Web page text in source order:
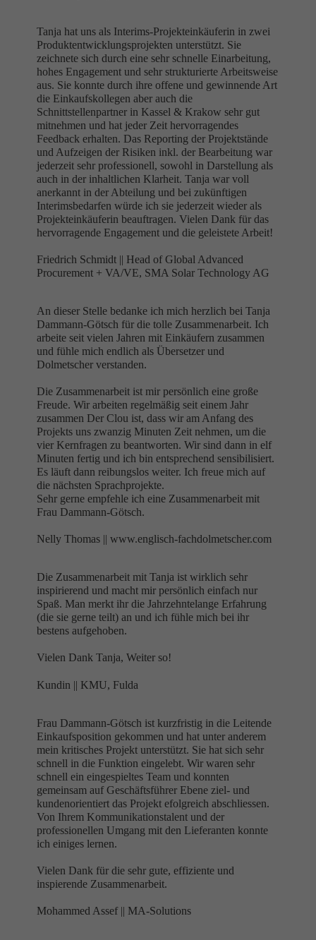
Tanja hat uns als Interims-Projekteinkäuferin in zwei
Produktentwicklungsprojekten unterstützt. Sie
zeichnete sich durch eine sehr schnelle Einarbeitung,
hohes Engagement und sehr strukturierte Arbeitsweise
aus. Sie konnte durch ihre offene und gewinnende Art
die Einkaufskollegen aber auch die
Schnittstellenpartner in Kassel & Krakow sehr gut
mitnehmen und hat jeder Zeit hervorragendes
Feedback erhalten. Das Reporting der Projektstände
und Aufzeigen der Risiken inkl. der Bearbeitung war
jederzeit sehr professionell, sowohl in Darstellung als
auch in der inhaltlichen Klarheit. Tanja war voll
anerkannt in der Abteilung und bei zukünftigen
Interimsbedarfen würde ich sie jederzeit wieder als
Projekteinkäuferin beauftragen. Vielen Dank für das
hervorragende Engagement und die geleistete Arbeit!
Friedrich Schmidt || Head of Global Advanced
Procurement + VA/VE, SMA Solar Technology AG
An dieser Stelle bedanke ich mich herzlich bei Tanja
Dammann-Götsch für die tolle Zusammenarbeit. Ich
arbeite seit vielen Jahren mit Einkäufern zusammen
und fühle mich endlich als Übersetzer und
Dolmetscher verstanden.
Die Zusammenarbeit ist mir persönlich eine große
Freude. Wir arbeiten regelmäßig seit einem Jahr
zusammen Der Clou ist, dass wir am Anfang des
Projekts uns zwanzig Minuten Zeit nehmen, um die
vier Kernfragen zu beantworten. Wir sind dann in elf
Minuten fertig und ich bin entsprechend sensibilisiert.
Es läuft dann reibungslos weiter. Ich freue mich auf
die nächsten Sprachprojekte.
Sehr gerne empfehle ich eine Zusammenarbeit mit
Frau Dammann-Götsch.
Nelly Thomas || www.englisch-fachdolmetscher.com
Die Zusammenarbeit mit Tanja ist wirklich sehr
inspirierend und macht mir persönlich einfach nur
Spaß. Man merkt ihr die Jahrzehntelange Erfahrung
(die sie gerne teilt) an und ich fühle mich bei ihr
bestens aufgehoben.
Vielen Dank Tanja, Weiter so!
Kundin || KMU, Fulda
Frau Dammann-Götsch ist kurzfristig in die Leitende
Einkaufsposition gekommen und hat unter anderem
mein kritisches Projekt unterstützt. Sie hat sich sehr
schnell in die Funktion eingelebt. Wir waren sehr
schnell ein eingespieltes Team und konnten
gemeinsam auf Geschäftsführer Ebene ziel- und
kundenorientiert das Projekt efolgreich abschliessen.
Von Ihrem Kommunikationstalent und der
professionellen Umgang mit den Lieferanten konnte
ich einiges lernen.
Vielen Dank für die sehr gute, effiziente und
inspierende Zusammenarbeit.
Mohammed Assef || MA-Solutions